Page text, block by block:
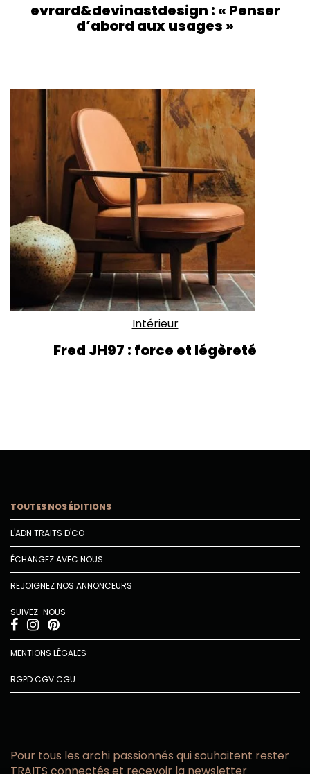
evrard&devinastdesign : « Penser
d’abord aux usages »
Intérieur
Fred JH97 : force et légèreté
TOUTES NOS ÉDITIONS
L'ADN TRAITS D'CO
ÉCHANGEZ AVEC NOUS
REJOIGNEZ NOS ANNONCEURS
SUIVEZ-NOUS
MENTIONS LÉGALES
RGPDCGVCGU
Pour tous les archi passionnés qui souhaitent rester